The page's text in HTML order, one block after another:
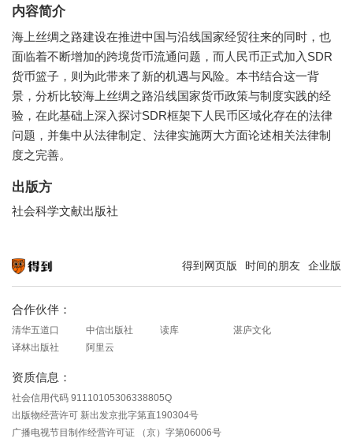
内容简介
海上丝绸之路建设在推进中国与沿线国家经贸往来的同时，也
面临着不断增加的跨境货币流通问题，而人民币正式加入SDR
货币篮子，则为此带来了新的机遇与风险。本书结合这一背
景，分析比较海上丝绸之路沿线国家货币政策与制度实践的经
验，在此基础上深入探讨SDR框架下人民币区域化存在的法律
问题，并集中从法律制定、法律实施两大方面论述相关法律制
度之完善。
出版方
社会科学文献出版社
得到网页版 时间的朋友 企业版
合作伙伴：
清华五道口 中信出版社 读库
湛庐文化
译林出版社
阿里云
资质信息：
社会信用代码 91110105306338805Q
出版物经营许可 新出发京批字第直190304号
广播电视节目制作经营许可证 （京）字第06006号